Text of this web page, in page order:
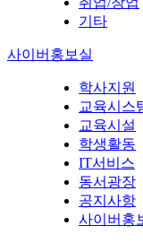
기타
사이버홍보실
학사지원
교육시스
교육시설
학생활동
IT서비스
동서광장
공지사항
사이버홍